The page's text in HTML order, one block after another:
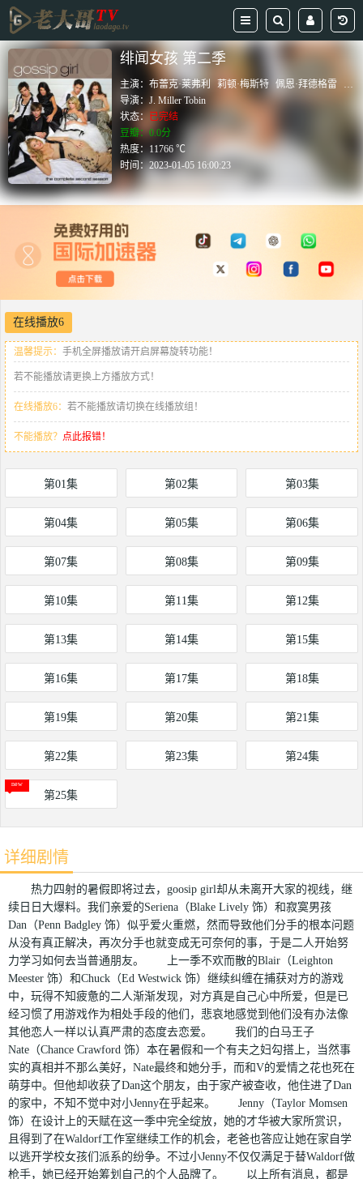
绯闻女孩 第二季
主演：布蕾克·莱弗利 莉顿·梅斯特 佩恩·拜德格雷
切
导演：J. Miller Tobin
状态： 已完结
豆瓣：0.0分
热度：11766 ℃
时间：2023-01-05 16:00:23
在线播放6
温馨提示： 手机全屏播放请开启屏幕旋转功能！
若不能播放请更换上方播放方式！
在线播放6： 若不能播放请切换在线播放组！
不能播放？ 点此报错！
第01集 第02集 第03集
第04集 第05集 第06集
第07集 第08集 第09集
第10集 第11集 第12集
第13集 第14集 第15集
第16集 第17集 第18集
第19集 第20集 第21集
第22集 第23集 第24集
第25集
详细剧情
热力四射的暑假即将过去，goosip girl却从未离开大家的视线，继
续日日大爆料。我们亲爱的Seriena（Blake Lively 饰）和寂寞男孩
Dan（Penn Badgley 饰）似乎爱火重燃，然而导致他们分手的根本问题
从没有真正解决，再次分手也就变成无可奈何的事，于是二人开始努
力学习如何去当普通朋友。 上一季不欢而散的Blair（Leighton
Meester 饰）和Chuck（Ed Westwick 饰）继续纠缠在捕获对方的游戏
中，玩得不知疲惫的二人渐渐发现，对方真是自己心中所爱，但是已
经习惯了用游戏作为相处手段的他们，悲哀地感觉到他们没有办法像
其他恋人一样以认真严肃的态度去恋爱。 我们的白马王子
Nate（Chance Crawford 饰）本在暑假和一个有夫之妇勾搭上，当然事
实的真相并不那么美好，Nate最终和她分手，而和V的爱情之花也死在
萌芽中。但他却收获了Dan这个朋友，由于家产被查收，他住进了Dan
的家中，不知不觉中对小Jenny在乎起来。 Jenny（Taylor Momsen
饰）在设计上的天赋在这一季中完全绽放，她的才华被大家所赏识，
且得到了在Waldorf工作室继续工作的机会，老爸也答应让她在家自学
以逃开学校女孩们派系的纷争。不过小Jenny不仅仅满足于替Waldorf做
枪手，她已经开始筹划自己的个人品牌了。 以上所有消息，都是